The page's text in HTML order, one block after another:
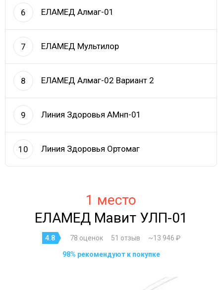
6 ЕЛАМЕД Алмаг-01
7 ЕЛАМЕД Мультилор
8 ЕЛАМЕД Алмаг-02 Вариант 2
9 Линия Здоровья АМнп-01
10 Линия Здоровья Ортомаг
1 место
ЕЛАМЕД Мавит УЛП-01
4.8 78 оценок 51 отзыв ~13 946 ₽
98% рекомендуют к покупке